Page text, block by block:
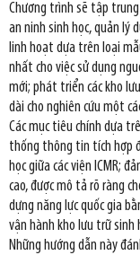
Chương trình sẽ tập
an ninh sinh học, quản lý
linh hoạt dựa trên loại
nhất cho việc sử dụng
mới; phát triển các kho
dài cho nghiên cứu một
Các mục tiêu chính dựa
thống thông tin tích hợp
học giữa các viện ICMR;
cao, được mô tả rõ ràng
dựng năng lực quốc gia
vận hành kho lưu trữ sinh
Những hướng dẫn này